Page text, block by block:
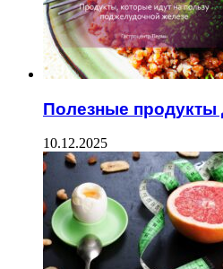
Полезные продукты
10.12.2025